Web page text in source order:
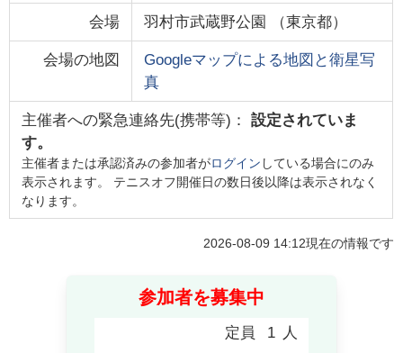
会場 羽村市武蔵野公園 （東京都）
会場の地図
Googleマップによる地図と衛星写
真
主催者への緊急連絡先(携帯等)： 設定されていま
す。
主催者または承認済みの参加者がログイン している場合にのみ
表示されます。 テニスオフ開催日の数日後以降は表示されなく
なります。
2026-08-09 14:12現在の情報です
参加者を募集中
定員 1 人